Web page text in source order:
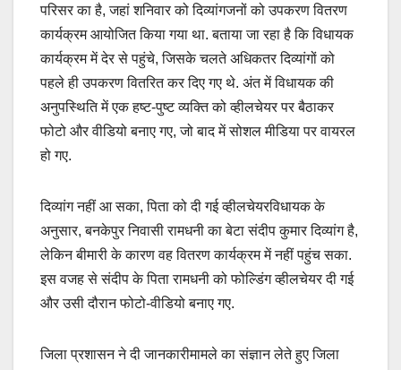
परिसर का है, जहां शनिवार को दिव्यांगजनों को उपकरण वितरण
कार्यक्रम आयोजित किया गया था. बताया जा रहा है कि विधायक
कार्यक्रम में देर से पहुंचे, जिसके चलते अधिकतर दिव्यांगों को
पहले ही उपकरण वितरित कर दिए गए थे. अंत में विधायक की
अनुपस्थिति में एक हष्ट-पुष्ट व्यक्ति को व्हीलचेयर पर बैठाकर
फोटो और वीडियो बनाए गए, जो बाद में सोशल मीडिया पर वायरल
हो गए.
दिव्यांग नहीं आ सका, पिता को दी गई व्हीलचेयरविधायक के
अनुसार, बनकेपुर निवासी रामधनी का बेटा संदीप कुमार दिव्यांग है,
लेकिन बीमारी के कारण वह वितरण कार्यक्रम में नहीं पहुंच सका.
इस वजह से संदीप के पिता रामधनी को फोल्डिंग व्हीलचेयर दी गई
और उसी दौरान फोटो-वीडियो बनाए गए.
जिला प्रशासन ने दी जानकारीमामले का संज्ञान लेते हुए जिला